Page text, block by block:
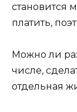
становится
платить,
Можно ли
числе,
отдельная